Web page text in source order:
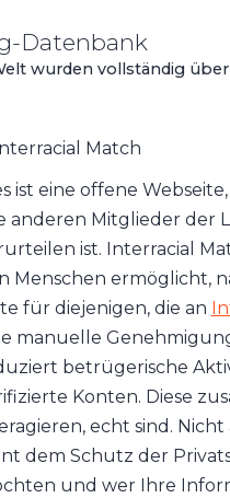
Datenbank
wurden vollständig
ist eine offene
anderen Mitglieder der
ist. Interracial
Menschen ermöglicht,
für diejenigen, die an
manuelle
betrügerische
Konten. Diese
echt sind.
dem Schutz der
und wer Ihre